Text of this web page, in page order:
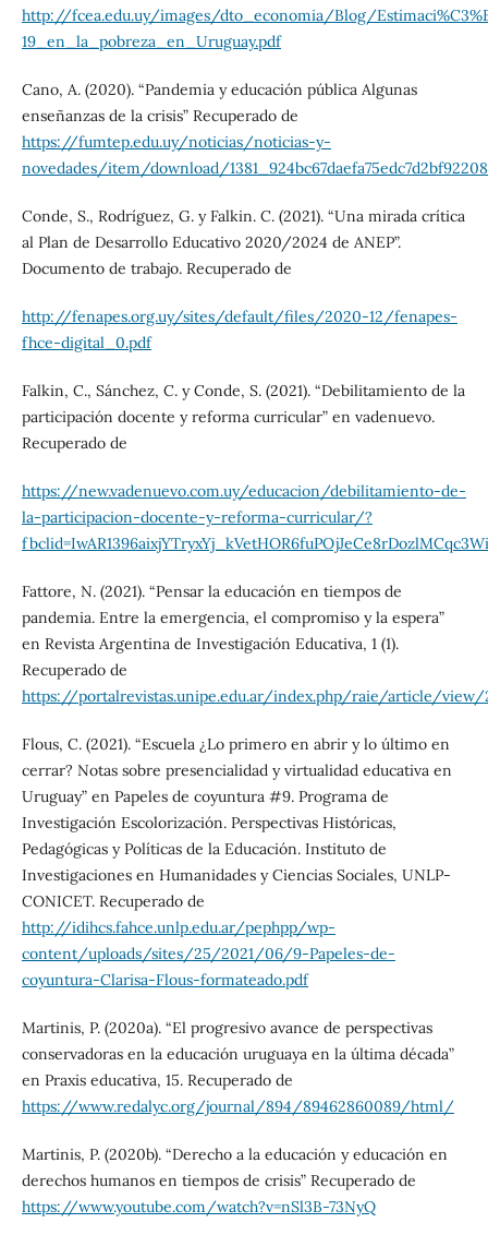
http://fcea.edu.uy/images/dto_economia/Blog/
19_en_la_pobreza_en_Uruguay.pdf
Cano, A. (2020). “Pandemia y educación pública Algunas
enseñanzas de la crisis” Recuperado de
https://fumtep.edu.uy/noticias/noticias-y-
novedades/item/download/
Conde, S., Rodríguez, G. y Falkin. C. (2021). “Una mirada crítica
al Plan de Desarrollo Educativo 2020/2024 de ANEP”.
Documento de trabajo. Recuperado de
http://fenapes.org.uy/sites/default/files/2020-12/fenapes-
fhce-digital_0.pdf
Falkin, C., Sánchez, C. y Conde, S. (2021). “Debilitamiento de la
participación docente y reforma curricular” en vadenuevo.
Recuperado de
https://new.vadenuevo.com.uy/educacion/debilitamiento-de-
la-participacion-docente-y-reforma-curricular/?
Fattore, N. (2021). “Pensar la educación en tiempos de
pandemia. Entre la emergencia, el compromiso y la espera”
en Revista Argentina de Investigación Educativa, 1 (1).
Recuperado de
https://portalrevistas.unipe.edu.ar/index.php/raie/article/
Flous, C. (2021). “Escuela ¿Lo primero en abrir y lo último en
cerrar? Notas sobre presencialidad y virtualidad educativa en
Uruguay” en Papeles de coyuntura #9. Programa de
Investigación Escolorización. Perspectivas Históricas,
Pedagógicas y Políticas de la Educación. Instituto de
Investigaciones en Humanidades y Ciencias Sociales, UNLP-
CONICET. Recuperado de
http://idihcs.fahce.unlp.edu.ar/pephpp/wp-
content/uploads/sites/25/2021/06/9-Papeles-de-
coyuntura-Clarisa-Flous-formateado.pdf
Martinis, P. (2020a). “El progresivo avance de perspectivas
conservadoras en la educación uruguaya en la última década”
en Praxis educativa, 15. Recuperado de
https://www.redalyc.org/journal/894/89462860089/html/
Martinis, P. (2020b). “Derecho a la educación y educación en
derechos humanos en tiempos de crisis” Recuperado de
https://www.youtube.com/watch?v=nSl3B-73NyQ